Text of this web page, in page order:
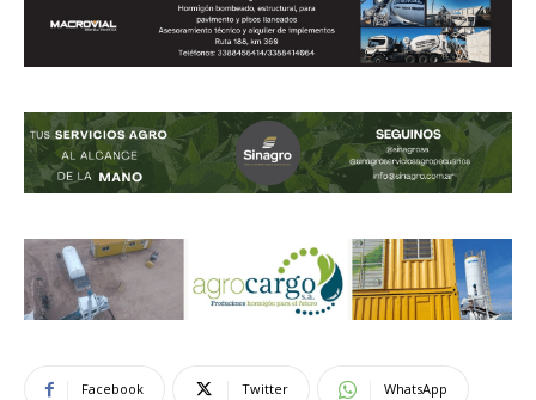
Facebook Twitter WhatsApp